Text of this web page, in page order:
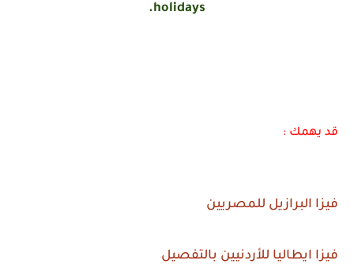
holidays.
قد يهمك :
فيزا البرازيل للمصريين
فيزا ايطاليا للأردنيين بالتفصيل